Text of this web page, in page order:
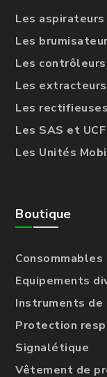
Les aspirateurs
Les
Les
Les
Les
Les SAS et UCF
Les Unités
Boutique
Consommables
Equipements
Instruments
Protection
Signalétique
Vêtement de